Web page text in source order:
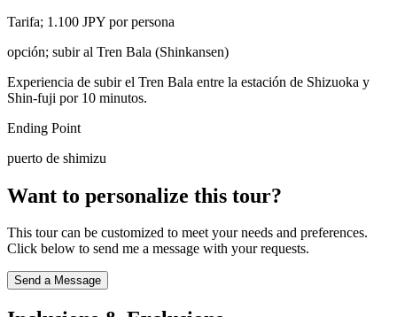
Tarifa; 1.100 JPY por persona
opción; subir al Tren Bala (Shinkansen)
Experiencia de subir el Tren Bala entre la estación de Shizuoka y
Shin-fuji por 10 minutos.
Ending Point
puerto de shimizu
Want to personalize this tour?
This tour can be customized to meet your needs and preferences.
Click below to send me a message with your requests.
Send a Message